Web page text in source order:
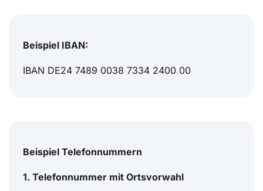
Beispiel IBAN:
IBAN DE24 7489 0038 7334 2400 00
Beispiel Telefonnummern
1. Telefonnummer mit Ortsvorwahl